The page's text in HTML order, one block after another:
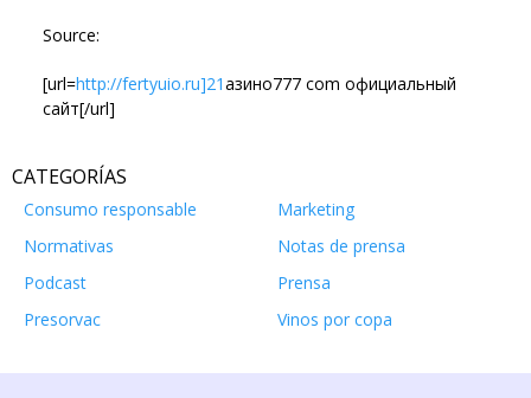
Source:
[url=http://fertyuio.ru]21азино777 com официальный
сайт[/url]
CATEGORÍAS
Consumo responsable
Marketing
Normativas
Notas de prensa
Podcast
Prensa
Presorvac
Vinos por copa